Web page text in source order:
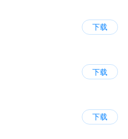
下载
下载
下载